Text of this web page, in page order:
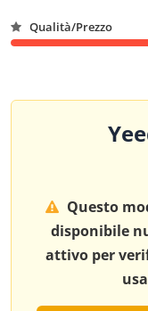
Qualità/Prezzo
Questo
disponibile
attivo per